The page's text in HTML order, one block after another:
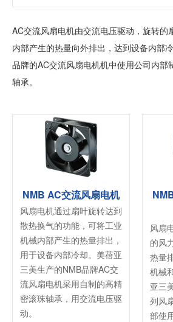
AC交流风扇电机由交流电压驱动，旋转的
内部产生的热量向外排出，达到设备内部
品牌的AC交流风扇电机机中使用公司内部
轴承。
NMB AC交流风扇电机
风扇电机通过扇叶旋转达到
散热换气的功能，可将工业
机械内部产生的热量排出，
用于设备内部冷却。美蓓亚
三美生产的NMB品牌AC交
流风扇电机采用自制的高精
密滚珠轴承，用交流电压驱
动。
风扇
的风
热量
机械
亚三
列风
部使